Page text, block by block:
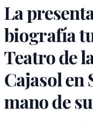
La
biografía
Teatro de
Cajasol en
mano de